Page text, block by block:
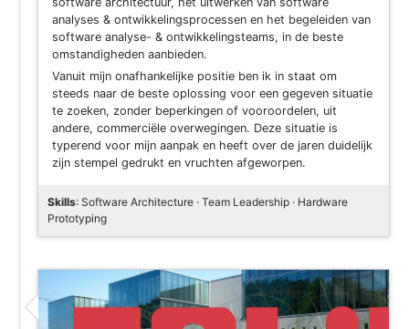
analyses & ontwikkelingsprocessen en het begeleiden van
software analyse- & ontwikkelingsteams, in de beste
omstandigheden aanbieden.
Vanuit mijn onafhankelijke positie ben ik in staat om
steeds naar de beste oplossing voor een gegeven situatie
te zoeken, zonder beperkingen of vooroordelen, uit
andere, commerciële overwegingen. Deze situatie is
typerend voor mijn aanpak en heeft over de jaren duidelijk
zijn stempel gedrukt en vruchten afgeworpen.
Skills: Software Architecture · Team Leadership · Hardware
Prototyping